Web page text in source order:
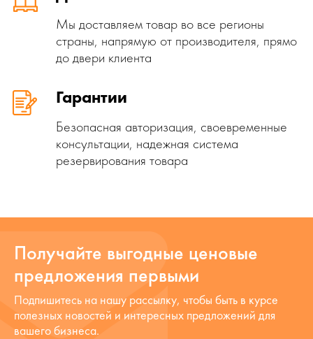
Мы доставляем товар во все регионы
страны, напрямую от производителя, прямо
до двери клиента
Гарантии
Безопасная авторизация, своевременные
консультации, надежная система
резервирования товара
Получайте выгодные ценовые
предложения первыми
Подпишитесь на нашу рассылку, чтобы быть в курсе
полезных новостей и интересных предложений для
вашего бизнеса.